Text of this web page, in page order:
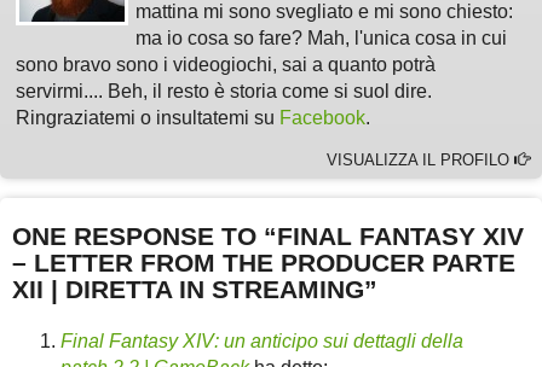
mattina mi sono svegliato e mi sono chiesto:
ma io cosa so fare? Mah, l'unica cosa in cui
sono bravo sono i videogiochi, sai a quanto potrà
servirmi.... Beh, il resto è storia come si suol dire.
Ringraziatemi o insultatemi su Facebook.
VISUALIZZA IL PROFILO
ONE RESPONSE TO “FINAL FANTASY XIV
– LETTER FROM THE PRODUCER PARTE
XII | DIRETTA IN STREAMING”
Final Fantasy XIV: un anticipo sui dettagli della